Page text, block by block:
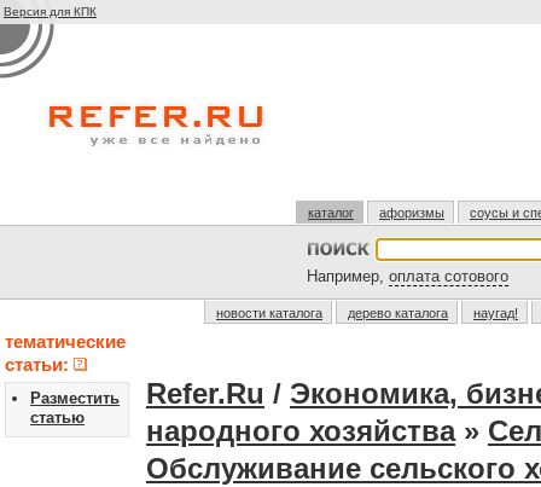
Версия для КПК
каталог афоризмы соусы и
Например, оплата сотового
новости каталога дерево каталога наугад!
тематические
статьи:
Разместить
статью
Refer.Ru / Экономика,
народного хозяйства»
Обслуживание сельского